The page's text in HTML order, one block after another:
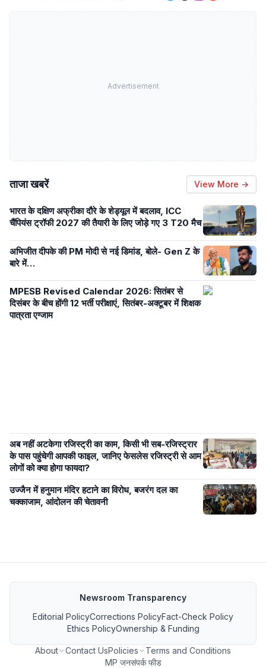
Advertisement
ताजा खबरें View More →
भारत के दक्षिण अफ्रीका दौरे के शेड्यूल में बदलाव, ICC
चैंपियंस ट्रॉफी 2027 की तैयारी के लिए जोड़े गए 3 T20 मैच
अभिजीत दीपके की PM मोदी से नई डिमांड, बोले- Gen Z के
बारे में…
MPESB Revised Calendar 2026: सितंबर से
दिसंबर के बीच होंगी 12 भर्ती परीक्षाएं, सितंबर-अक्टूबर में शिक्षक
पात्रता एग्जाम
अब नहीं अटकेगा रजिस्ट्री का काम, किसी भी सब-रजिस्ट्रार
के पास पहुंचेगी आपकी फाइल, जानिए फेसलेस रजिस्ट्री से आम
लोगों को क्या होगा फायदा?
उज्जैन में हनुमान मंदिर हटाने का विरोध, बजरंग दल का
चक्काजाम, आंदोलन की चेतावनी
Newsroom Transparency
Editorial PolicyCorrections PolicyFact-Check Policy
Ethics PolicyOwnership & Funding
About Contact UsPolicies
Terms and Conditions
MP जनसंपर्क फीड